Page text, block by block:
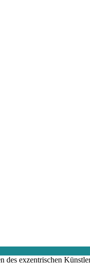
des exzentrischen